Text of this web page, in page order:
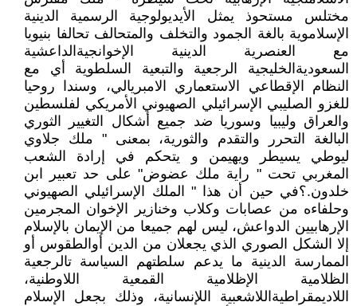
مختلس مستحوذ يمثل الأيديولوجية الرسمية الدينية
الإسلاموية بالغة الجمود والتخلف والمتحالف تحالفا بنيويا
مع العنصرية الدينية الإخوانجيةالداعشية
السعوديةالخليجية الرجعية والتبعية السلطوية أي مع
النظام الإقطاعي الاستعماري الامبريالي، وسندا روحيا
للغزو الصليبي الإسرائيلي الصهيوني الأمريكي لفلسطين
والعراق وليبيا وسوريا ضد جميع أشكال التغيير الثوري
البالغة التحرر والتقدم والثورية، بمعنى " ملك جلاوي
ليوطي يسيطر ويهيمن و يتحكم في إرادة الشعب
المغربي تحت " راية ملك عضوض" على حد تعبير ابن
خلدون.؟في حين أن هذا " الملك الإسرائيلي الصهيوني
وحلفاءه من عصابات وكلاب وخنازير الإخوان المجرمين
الإرهابيين الدواعش، ليس لهم جميعا من الإيمان بالإسلام
إلا الشكل الصوري الذي يجعلان من الدين أوالطقوس أو
الممارسة الدينية ما يدعم سلطتهم السياسة تالرجعية
الظلامية الإظلامية القمعية اللاوطنية،
اللاديمقراطيةاللاشعبية اللإنسانية، وذلك بجعل الإسلام